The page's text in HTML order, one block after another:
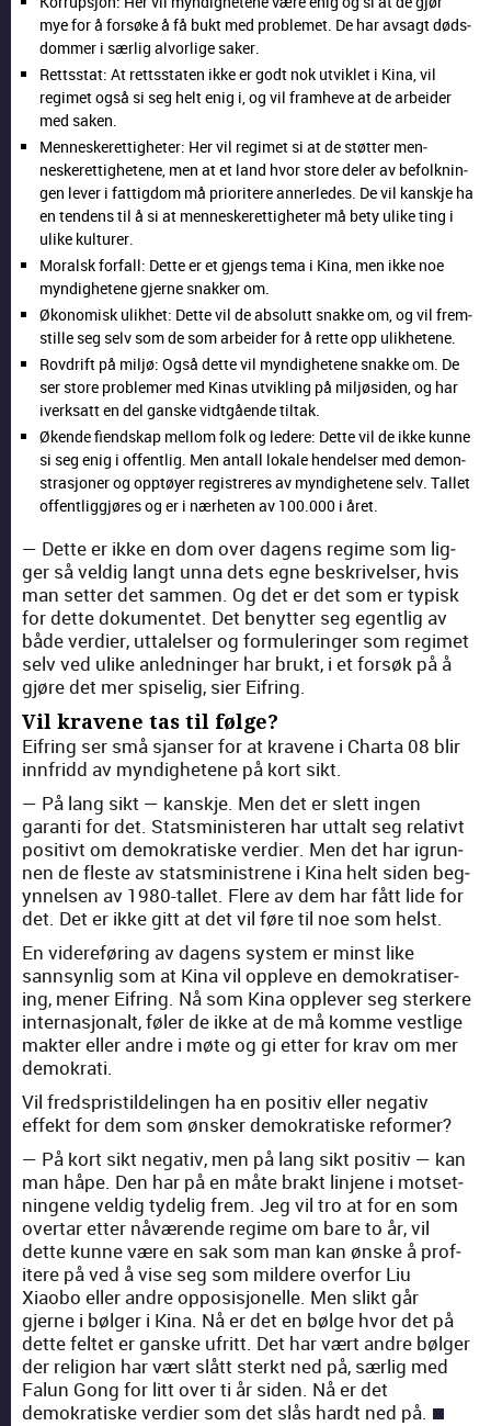
mye for å forsøke å få bukt med prob­lemet. De har avsagt døds­
dom­mer i særlig alvorlige sak­er.
Retts­stat: At rettsstat­en ikke er godt nok utviklet i Kina, vil
regimet også si seg helt enig i, og vil framheve at de arbei­der
med sak­en.
Men­neskerettigheter: Her vil regimet si at de støt­ter men­
neskerettighetene, men at et land hvor store del­er av befolknin­
gen lever i fat­tig­dom må pri­or­itere annerledes. De vil kan­skje ha
en ten­dens til å si at men­neskerettigheter må bety ulike ting i
ulike kul­tur­er.
Moral­sk for­fall: Dette er et gjengs tema i Kina, men ikke noe
myn­dighetene gjerne snakker om.
Økonomisk ulikhet: Dette vil de abso­lutt snakke om, og vil frem­
stille seg selv som de som arbei­der for å rette opp ulikhetene.
Rov­drift på miljø: Også dette vil myn­dighetene snakke om. De
ser store prob­le­mer med Kinas utvikling på miljøsi­den, og har
iverk­satt en del ganske vidt­gående tiltak.
Økende fiend­skap mel­lom folk og ledere: Dette vil de ikke kunne
si seg enig i offentlig. Men antall lokale hen­delser med demon­
strasjon­er og opp­tøy­er reg­istr­eres av myn­dighetene selv. Tal­let
offentlig­gjøres og er i nærheten av 100.000 i året.
— Dette er ikke en dom over dagens regime som lig­
ger så veldig langt unna dets egne beskriv­elser, hvis
man set­ter det sam­men. Og det er det som er typisk
for dette doku­mentet. Det benyt­ter seg egentlig av
både verdier, uttalelser og for­mu­leringer som regimet
selv ved ulike anled­ninger har brukt, i et forsøk på å
gjøre det mer spiselig, sier Eifring.
Vil kravene tas til følge?
Eifring ser små sjanser for at kravene i Char­ta 08 blir
inn­fridd av myn­dighetene på kort sikt.
— På lang sikt — kan­skje. Men det er slett ingen
garan­ti for det. Statsmin­is­teren har uttalt seg rel­a­tivt
pos­i­tivt om demokratiske verdier. Men det har igrun­
nen de fleste av statsmin­istrene i Kina helt siden beg­
yn­nelsen av 1980-tal­let. Flere av dem har fått lide for
det. Det er ikke gitt at det vil føre til noe som helst.
En videre­føring av dagens sys­tem er minst like
sannsyn­lig som at Kina vil oppleve en demokra­tis­er­
ing, men­er Eifring. Nå som Kina opplever seg sterkere
inter­nasjon­alt, føler de ikke at de må komme vestlige
mak­ter eller andre i møte og gi etter for krav om mer
demokrati.
Vil fred­spris­tildelin­gen ha en pos­i­tiv eller neg­a­tiv
effekt for dem som ønsker demokratiske reformer?
— På kort sikt neg­a­tiv, men på lang sikt pos­i­tiv — kan
man håpe. Den har på en måte brakt lin­jene i mot­set­
nin­gene veldig tydelig frem. Jeg vil tro at for en som
over­tar etter nåværende regime om bare to år, vil
dette kunne være en sak som man kan ønske å prof­
itere på ved å vise seg som mildere over­for Liu
Xiaobo eller andre oppo­sisjonelle. Men slikt går
gjerne i bøl­ger i Kina. Nå er det en bølge hvor det på
dette fel­tet er ganske ufritt. Det har vært andre bøl­ger
der reli­gion har vært slått sterkt ned på, særlig med
Falun Gong for litt over ti år siden. Nå er det
demokratiske verdier som det slås hardt ned på.